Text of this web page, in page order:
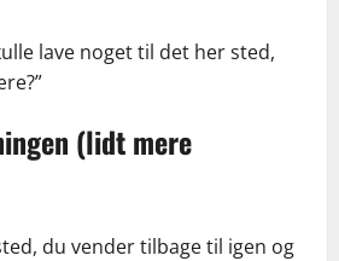
lave noget til det her sted,
(lidt mere
du vender tilbage til igen og